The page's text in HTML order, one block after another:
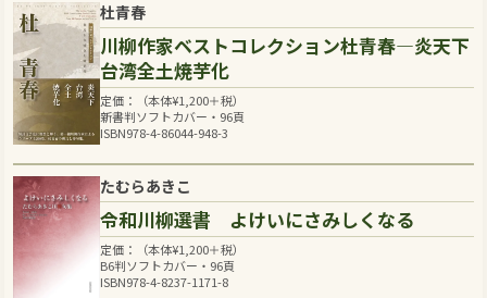
杜青春
川柳作家ベストコレクション杜青春―炎天下
台湾全土焼芋化
定価：（本体¥1,200＋税）
新書判ソフトカバー・96頁
ISBN978-4-86044-948-3
たむらあきこ
令和川柳選書 よけいにさみしくなる
定価：（本体¥1,200＋税）
B6判ソフトカバー・96頁
ISBN978-4-8237-1171-8